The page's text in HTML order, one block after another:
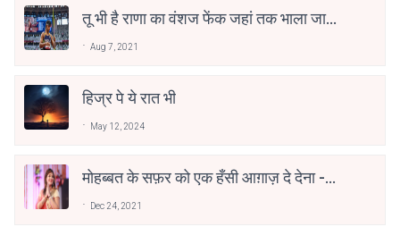
तू भी है राणा का वंशज फेंक जहां तक भाला जाए:
Aug 7, 2021
हिज्र पे ये रात भी
May 12, 2024
मोहब्बत के सफ़र को एक हँसी आग़ाज़ दे देना -
Dec 24, 2021